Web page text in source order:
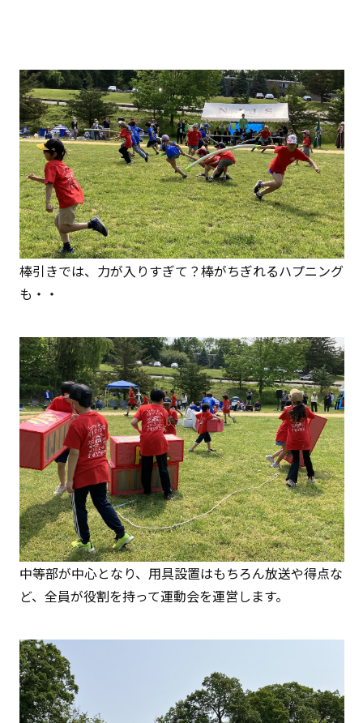
棒引きでは、力が入りすぎて？棒がちぎれるハプニング
も・・
中等部が中心となり、用具設置はもちろん放送や得点な
ど、全員が役割を持って運動会を運営します。